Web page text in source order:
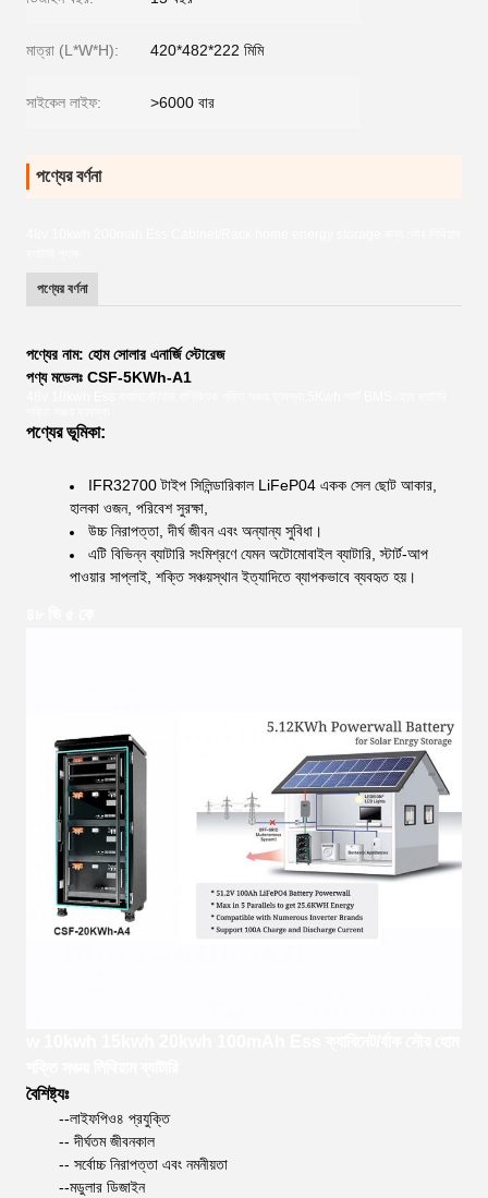
মাত্রা (L*W*H): 420*482*222 মিমি
সাইকেল লাইফ: >6000 বার
পণ্যের বর্ণনা
পণ্যের বর্ণনা
পণ্যের নাম: হোম সোলার এনার্জি স্টোরেজ
পণ্য মডেলঃ CSF-5KWh-A1
পণ্যের ভূমিকা:
IFR32700 টাইপ সিলিন্ডারিকাল LiFeP04 একক সেল ছোট আকার,
হালকা ওজন, পরিবেশ সুরক্ষা,
উচ্চ নিরাপত্তা, দীর্ঘ জীবন এবং অন্যান্য সুবিধা।
এটি বিভিন্ন ব্যাটারি সংমিশ্রণে যেমন অটোমোবাইল ব্যাটারি, স্টার্ট-আপ
পাওয়ার সাপ্লাই, শক্তি সঞ্চয়স্থান ইত্যাদিতে ব্যাপকভাবে ব্যবহৃত হয়।
বৈশিষ্ট্যঃ
--লাইফপিও৪ প্রযুক্তি
-- দীর্ঘতম জীবনকাল
-- সর্বোচ্চ নিরাপত্তা এবং নমনীয়তা
--মডুলার ডিজাইন